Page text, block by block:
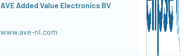
AVE Added Value Electronics BV
www.ave-nl.com